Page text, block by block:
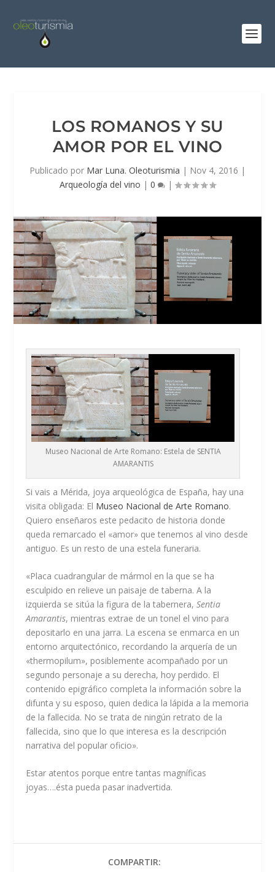
LOS ROMANOS Y SU
AMOR POR EL VINO
Publicado por Mar Luna. Oleoturismia | Nov 4, 2016 |
Arqueología del vino | 0 |
Museo Nacional de Arte Romano: Estela de SENTIA
AMARANTIS
Si vais a Mérida, joya arqueológica de España, hay una
visita obligada: El Museo Nacional de Arte Romano.
Quiero enseñaros este pedacito de historia donde
queda remarcado el «amor» que tenemos al vino desde
antiguo. Es un resto de una estela funeraria.
«Placa cuadrangular de mármol en la que se ha
esculpido en relieve un paisaje de taberna. A la
izquierda se sitúa la figura de la tabernera,Sentia
Amarantis, mientras extrae de un tonel el vino para
depositarlo en una jarra. La escena se enmarca en un
entorno arquitectónico, recordando la arquería de un
«thermopilum», posiblemente acompañado por un
segundo personaje a su derecha, hoy perdido. El
contenido epigráfico completa la información sobre la
difunta y su esposo, quien dedica la lápida a la memoria
de la fallecida. No se trata de ningún retrato de la
fallecida, sino que lo que interesa es la descripción
narrativa del popular oficio».
Estar atentos porque entre tantas magníficas
joyas….ésta pueda pasar inadvertida.
COMPARTIR: